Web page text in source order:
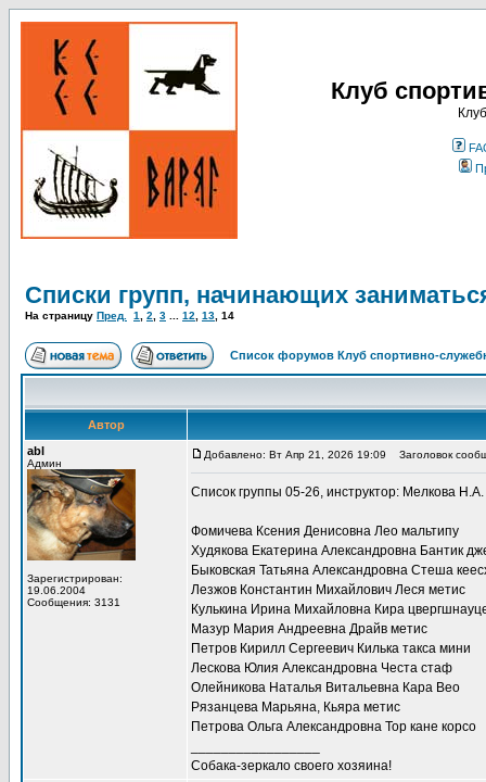
Клуб
Списки групп, начинающих
На страницу Пред. 1 2 3 12 13 14
Список форумов Клуб спортивно-
Автор
abl
Админ
Зарегистрирован:
19.06.2004
Сообщения: 3131
Добавлено: Вт Апр 21, 2026 19:09 Заголовок
Список группы 05-26, инструктор: Мелкова Н.А.
Фомичева Ксения Денисовна Лео мальтипу
Худякова Екатерина Александровна Бантик
Быковская Татьяна Александровна Стеша
Лезжов Константин Михайлович Леся метис
Кулькина Ирина Михайловна Кира
Мазур Мария Андреевна Драйв метис
Петров Кирилл Сергеевич Килька такса мини
Лескова Юлия Александровна Честа стаф
Олейникова Наталья Витальевна Кара Вео
Рязанцева Марьяна, Кьяра метис
Петрова Ольга Александровна Тор кане корсо
Собака-зеркало своего хозяина!